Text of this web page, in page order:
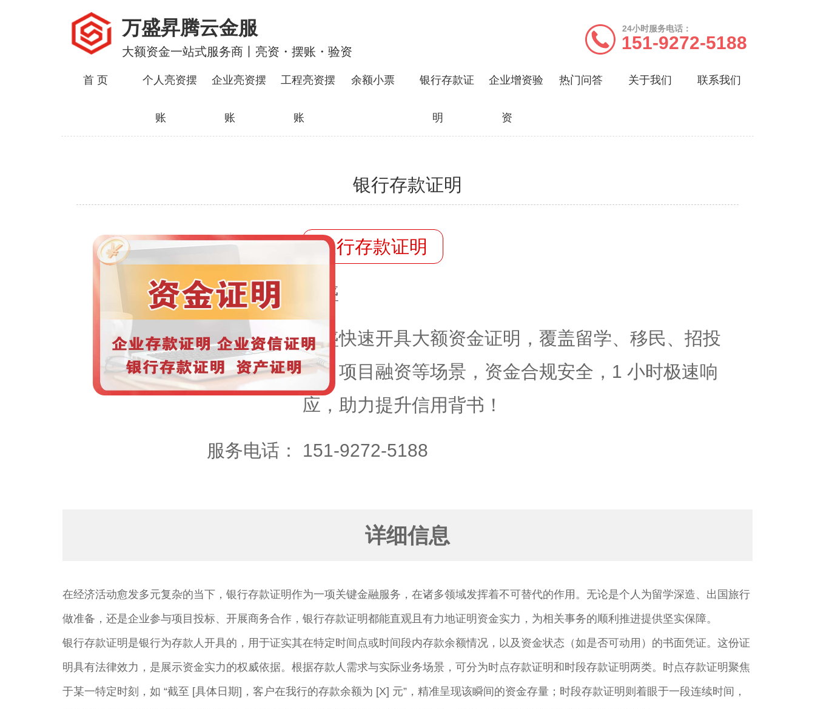
万盛昇腾云金服
大额资金一站式服务商丨亮资・摆账・验资
24小时服务电话：
151-9272-5188
首 页 个人亮资摆
账
企业亮资摆
账
工程亮资摆
账
余额小票 银行存款证
明
企业增资验
资
热门问答 关于我们 联系我们
银行存款证明
服务内容： 银行存款证明
服务区域： 万盛
内容：
万盛快速开具大额资金证明，覆盖留学、移民、招投
标、项目融资等场景，资金合规安全，1 小时极速响
应，助力提升信用背书！
服务电话： 151-9272-5188
详细信息
在经济活动愈发多元复杂的当下，银行存款证明作为一项关键金融服务，在诸多领域发挥着不可替代的作用。无论是个人为留学深造、出国旅行
做准备，还是企业参与项目投标、开展商务合作，银行存款证明都能直观且有力地证明资金实力，为相关事务的顺利推进提供坚实保障。​
银行存款证明是银行为存款人开具的，用于证实其在特定时间点或时间段内存款余额情况，以及资金状态（如是否可动用）的书面凭证。这份证
明具有法律效力，是展示资金实力的权威依据。根据存款人需求与实际业务场景，可分为时点存款证明和时段存款证明两类。时点存款证明聚焦
于某一特定时刻，如 “截至 [具体日期]，客户在我行的存款余额为 [X] 元”，精准呈现该瞬间的资金存量；时段存款证明则着眼于一段连续时间，